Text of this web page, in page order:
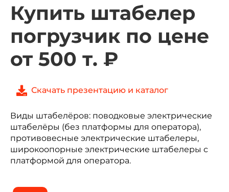
Купить штабелер
погрузчик по цене
от 500 т. ₽
Скачать презентацию и каталог
Виды штабелёров: поводковые электрические
штабелёры (без платформы для оператора),
противовесные электрические штабелеры,
широкоопорные электрические штабелеры с
платформой для оператора.